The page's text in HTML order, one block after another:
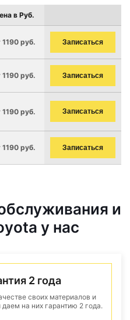
в Руб.
1190 руб. Записаться
1190 руб. Записаться
1190 руб. Записаться
1190 руб. Записаться
и
у нас
2 года
своих материалов и
на них гарантию 2 года.